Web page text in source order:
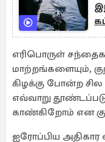
எரிபொருள்
மாற்றங்களையும்,
கிழக்கு போன்ற
எவ்வாறு
காண்கிறோம் என
ஐரோப்பிய